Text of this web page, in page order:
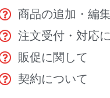
商品の追加・編
注文受付・対応
販促に関して
契約について